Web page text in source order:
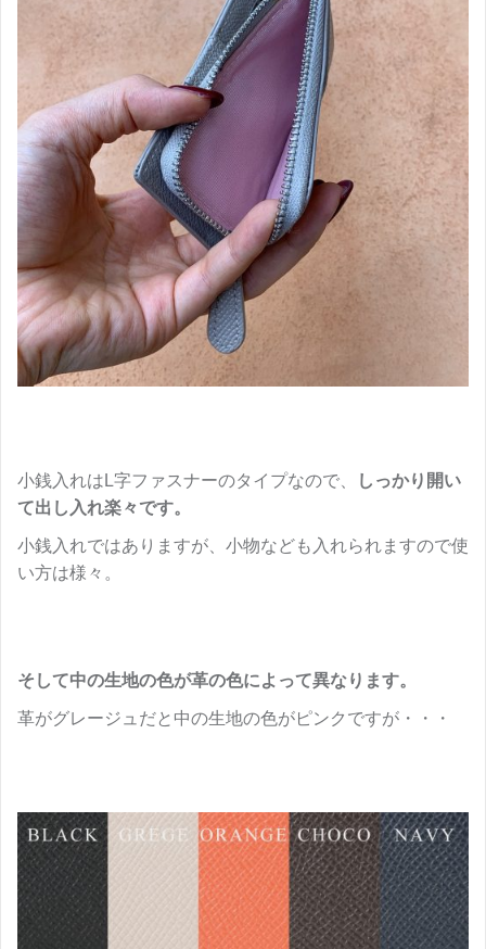
小銭入れはL字ファスナーのタイプなので、
しっかり開い
て出し入れ楽々です。
小銭入れではありますが、小物なども入れられますので使
い方は様々。
そして中の生地の色が革の色によって異なります。
革がグレージュだと中の生地の色がピンクですが・・・